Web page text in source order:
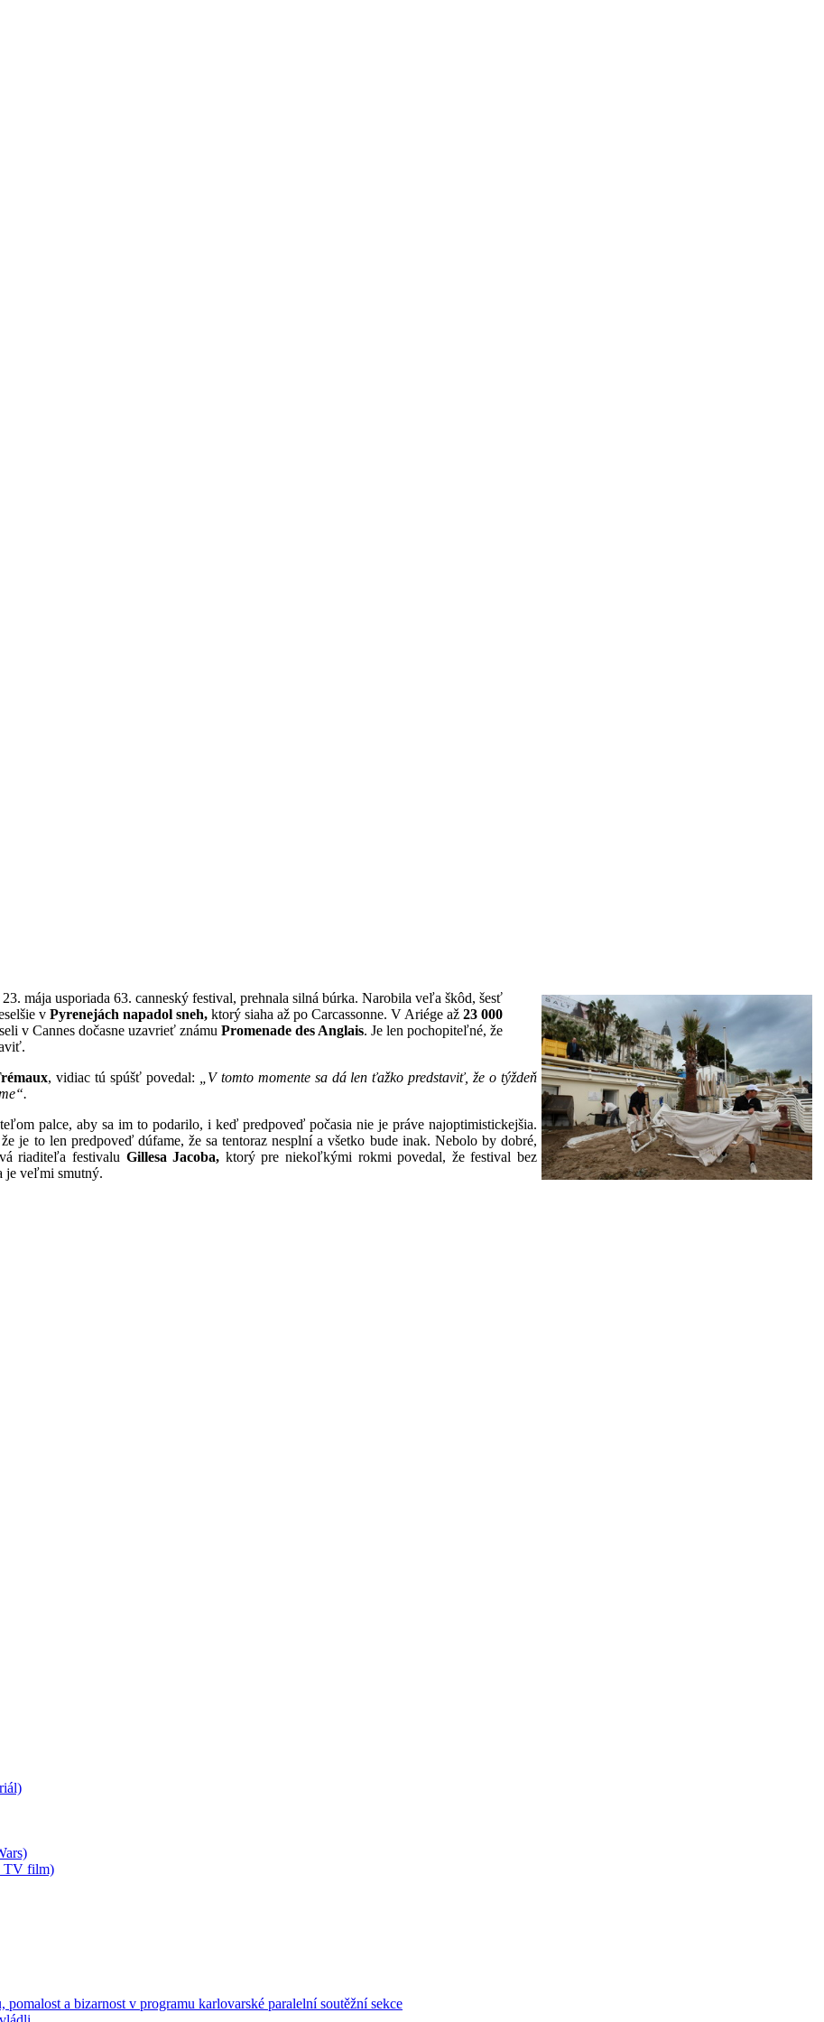
mája usporiada 63. canneský festival, prehnala silná búrka. Narobila veľa škôd, šesť
v Pyrenejách napadol sneh, ktorý siaha až po Carcassonne. V Ariége až 23 000
v Cannes dočasne uzavrieť známu Promenade des Anglais. Je len pochopiteľné, že
, vidiac tú spúšť povedal: „V tomto momente sa dá len ťažko predstaviť, že o týždeň
palce, aby sa im to podarilo, i keď predpoveď počasia nie je práve najoptimistickejšia.
je to len predpoveď dúfame, že sa tentoraz nesplní a všetko bude inak. Nebolo by dobré,
riaditeľa festivalu Gillesa Jacoba, ktorý pre niekoľkými rokmi povedal, že festival bez
je veľmi smutný.
TV film)
a bizarnost v programu karlovarské paralelní soutěžní sekce